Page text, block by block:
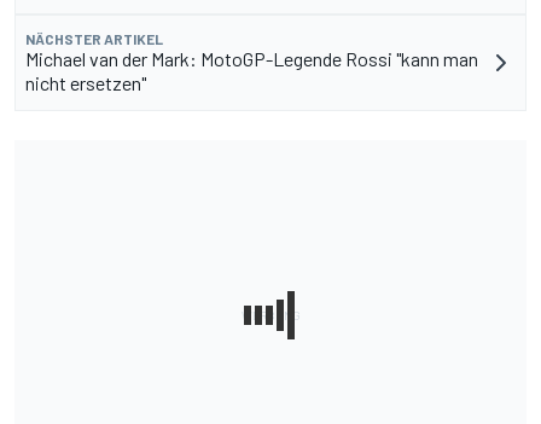
NÄCHSTER ARTIKEL
Michael van der Mark: MotoGP-Legende Rossi "kann man
nicht ersetzen"